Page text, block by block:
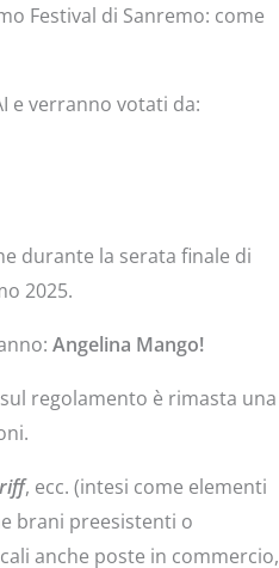
Festival di Sanremo: come
e verranno votati da:
durante la serata finale di
2025.
Angelina Mango!
regolamento è rimasta una
, ecc. (intesi come elementi
brani preesistenti o
anche poste in commercio,